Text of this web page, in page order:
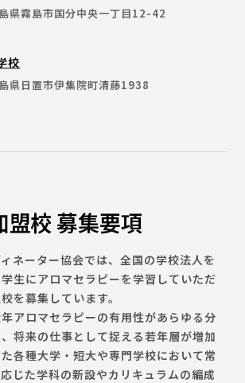
県霧島市国分中央一丁目12-42
校
県日置市伊集院町清藤1938
盟校 募集要項
ネーター協会では、全国の学校法人を
生にアロマセラピーを学習していただ
を募集しています。
アロマセラピーの有用性があらゆる分
将来の仕事として捉える若年層が増加
各種大学・短大や専門学校において常
じた学科の新設やカリキュラムの編成